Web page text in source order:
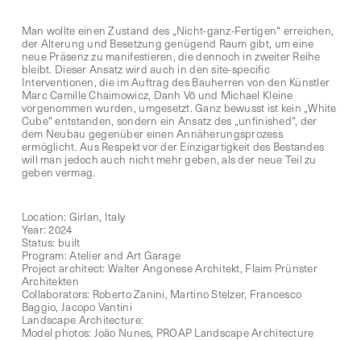
Man wollte einen Zustand des „Nicht-ganz-Fertigen“ erreichen,
der Alterung und Besetzung genügend Raum gibt, um eine
neue Präsenz zu manifestieren, die dennoch in zweiter Reihe
bleibt. Dieser Ansatz wird auch in den site-specific
Interventionen, die im Auftrag des Bauherren von den Künstler
Marc Camille Chaimowicz, Danh Vō und Michael Kleine
vorgenommen wurden, umgesetzt. Ganz bewusst ist kein „White
Cube“ entstanden, sondern ein Ansatz des „unfinished“, der
dem Neubau gegenüber einen Annäherungsprozess
ermöglicht. Aus Respekt vor der Einzigartigkeit des Bestandes
will man jedoch auch nicht mehr geben, als der neue Teil zu
geben vermag.
Location: Girlan, Italy
Year: 2024
Status: built
Program:Atelier and Art Garage
Project architect: Walter Angonese Architekt, Flaim Prünster
Architekten
Collaborators: Roberto Zanini, Martino Stelzer, Francesco
Baggio, Jacopo Vantini
Landscape Architecture:
Model photos: João Nunes, PROAP Landscape Architecture